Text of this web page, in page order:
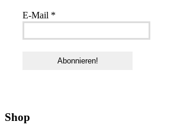
E-Mail *
Shop